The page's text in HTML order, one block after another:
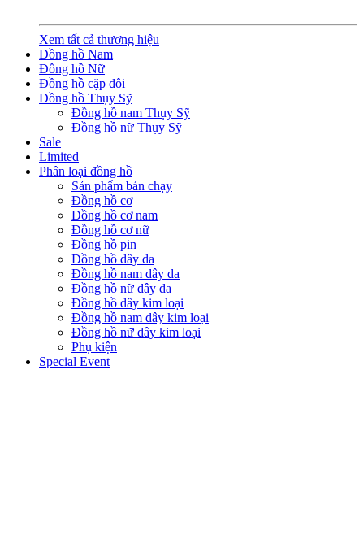
Xem tất cả thương hiệu
Đồng hồ Nam
Đồng hồ Nữ
Đồng hồ cặp đôi
Đồng hồ Thụy Sỹ
Đồng hồ nam Thụy Sỹ
Đồng hồ nữ Thụy Sỹ
Sale
Limited
Phân loại đồng hồ
Sản phẩm bán chạy
Đồng hồ cơ
Đồng hồ cơ nam
Đồng hồ cơ nữ
Đồng hồ pin
Đồng hồ dây da
Đồng hồ nam dây da
Đồng hồ nữ dây da
Đồng hồ dây kim loại
Đồng hồ nam dây kim loại
Đồng hồ nữ dây kim loại
Phụ kiện
Special Event